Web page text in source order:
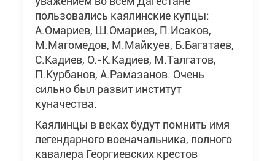
пользовались каялинские купцы:
А.Омариев, Ш.Омариев, П.Исаков,
М.Магомедов, М.Майкуев, Б.Багатаев,
С.Кадиев, О.-К.Кадиев, М.Талгатов,
П.Курбанов, А.Рамазанов. Очень
сильно был развит институт
куначества.
Каялинцы в веках будут помнить имя
легендарного военачальника, полного
кавалера Георгиевских крестов